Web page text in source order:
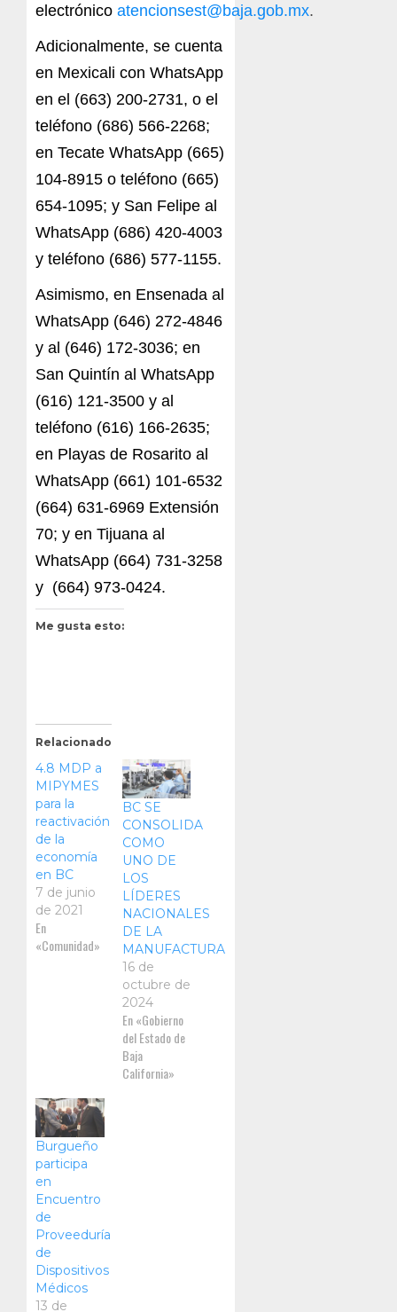
electrónico atencionsest@baja.gob.mx.
Adicionalmente, se cuenta
en Mexicali con WhatsApp
en el (663) 200-2731, o el
teléfono (686) 566-2268;
en Tecate WhatsApp (665)
104-8915 o teléfono (665)
654-1095; y San Felipe al
WhatsApp (686) 420-4003
y teléfono (686) 577-1155.
Asimismo, en Ensenada al
WhatsApp (646) 272-4846
y al (646) 172-3036; en
San Quintín al WhatsApp
(616) 121-3500 y al
teléfono (616) 166-2635;
en Playas de Rosarito al
WhatsApp (661) 101-6532
(664) 631-6969 Extensión
70; y en Tijuana al
WhatsApp (664) 731-3258
y (664) 973-0424.
Me gusta esto:
Relacionado
4.8 MDP a
MIPYMES
para la
reactivación
de la
economía
en BC
7 de junio
de 2021
En
«Comunidad»
BC SE
CONSOLIDA
COMO
UNO DE
LOS
LÍDERES
NACIONALES
DE LA
MANUFACTURA
16 de
octubre de
2024
En «Gobierno
del Estado de
Baja
California»
Burgueño
participa
en
Encuentro
de
Proveeduría
de
Dispositivos
Médicos
13 de